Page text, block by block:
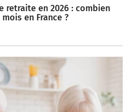
retraite en 2026 : combien
en France ?